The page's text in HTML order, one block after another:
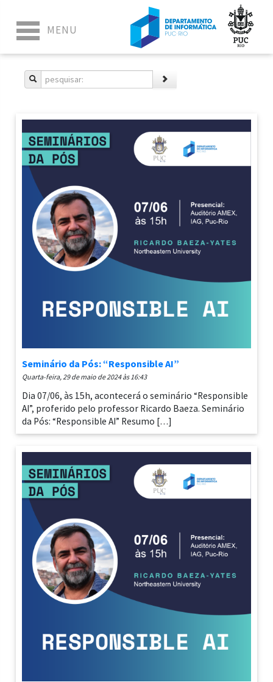
Seminário da Pós: “Responsible AI”
quarta-feira, 29 de maio de 2024 às 16:43
Dia 07/06, às 15h, acontecerá o seminário “Responsible
AI”, proferido pelo professor Ricardo Baeza. Seminário
da Pós: “Responsible AI” Resumo […]